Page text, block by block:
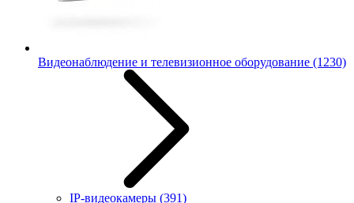
Видеонаблюдение и телевизионное оборудование (1230)
IP-видеокамеры (391)